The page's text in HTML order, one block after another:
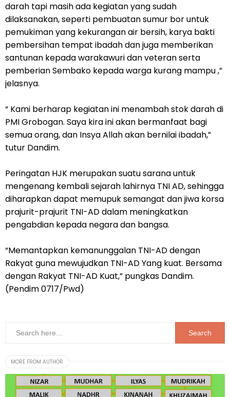
darah tapi masih ada kegiatan yang sudah
dilaksanakan, seperti pembuatan sumur bor untuk
pemukiman yang kekurangan air bersih, karya bakti
pembersihan tempat ibadah dan juga memberikan
santunan kepada warakawuri dan veteran serta
pemberian Sembako kepada warga kurang mampu ,”
jelasnya.
“ Kami berharap kegiatan ini menambah stok darah di
PMI Grobogan. Saya kira ini akan bermanfaat bagi
semua orang, dan Insya Allah akan bernilai ibadah,”
tutur Dandim.
Peringatan HJK merupakan suatu sarana untuk
mengenang kembali sejarah lahirnya TNI AD, sehingga
diharapkan dapat memupuk semangat dan jiwa korsa
prajurit-prajurit TNI-AD dalam meningkatkan
pengabdian kepada negara dan bangsa.
“Memantapkan kemanunggalan TNI-AD dengan
Rakyat guna mewujudkan TNI-AD Yang kuat. Bersama
dengan Rakyat TNI-AD Kuat,” pungkas Dandim.
(Pendim 0717/Pwd)
MORE FROM AUTHOR